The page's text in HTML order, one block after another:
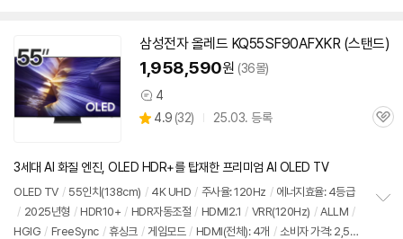
기
삼성전자 올레드 KQ55SF90AFXKR (스탠드)
1,958,590원 (36몰)
상
품
4
별
4.9 (상
뷰
32) 25.03. 등록
관
3세대 AI 화질 엔진, OLED HDR+를 탑재한 프리미엄 AI OLED TV
OLED TV / 55인치 (138cm) / 4K UHD / 주사율: 120Hz / 에너지효율: 4등급
/ 2025년형 / HDR10+ / HDR자동조절 / HDMI2.1 / VRR(120Hz) / ALLM /
HGIG / FreeSync / 휴싱크 / 게임모드 / HDMI(전체): 4개 / 소비자 가격: 2,59